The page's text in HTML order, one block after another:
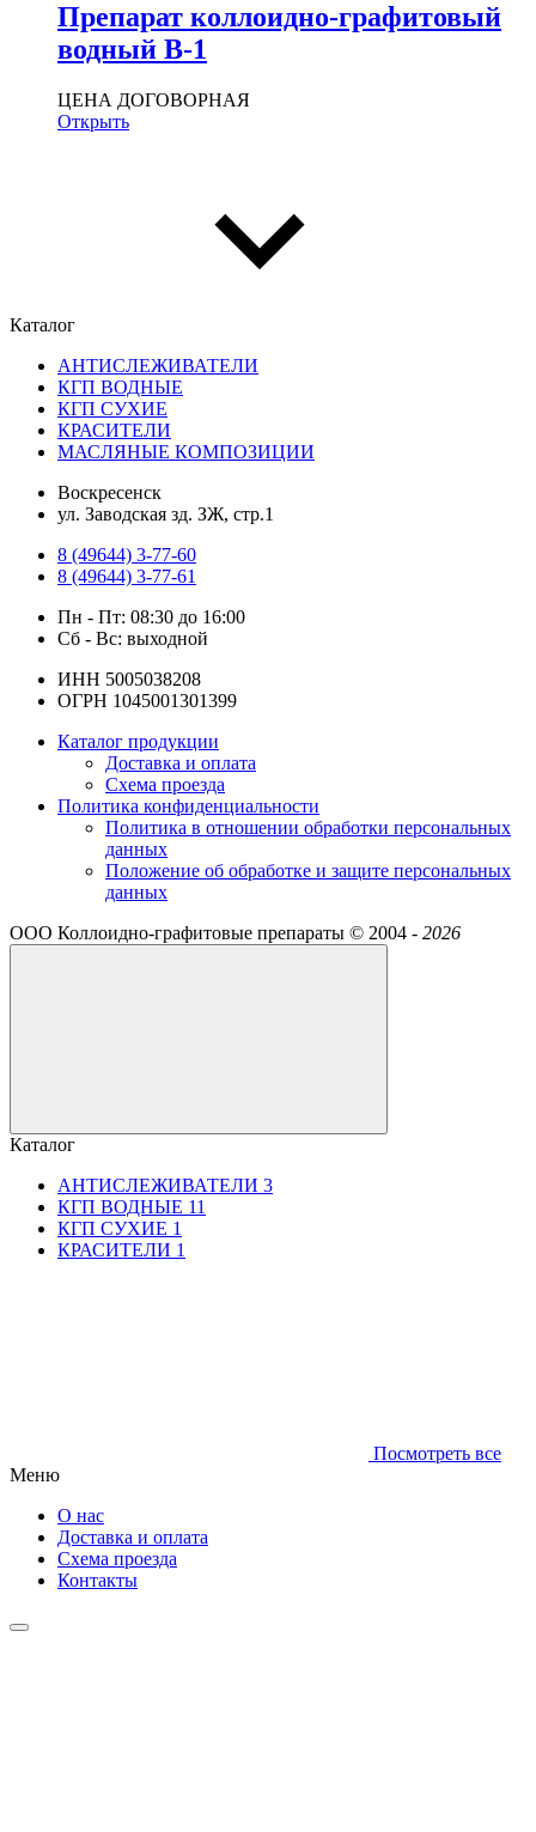
Препарат коллоидно-графитовый
водный В-1
ЦЕНА ДОГОВОРНАЯ
Открыть
Каталог
АНТИСЛЕЖИВАТЕЛИ
КГП ВОДНЫЕ
КГП СУХИЕ
КРАСИТЕЛИ
МАСЛЯНЫЕ КОМПОЗИЦИИ
Воскресенск
ул. Заводская зд. ЗЖ, стр.1
8 (49644) 3-77-60
8 (49644) 3-77-61
Пн - Пт: 08:30 до 16:00
Сб - Вс: выходной
ИНН 5005038208
ОГРН 1045001301399
Каталог продукции
Доставка и оплата
Схема проезда
Политика конфиденциальности
Политика в отношении обработки персональных
данных
Положение об обработке и защите персональных
данных
ООО Коллоидно-графитовые препараты © 2004 - 2026
Каталог
АНТИСЛЕЖИВАТЕЛИ 3
КГП ВОДНЫЕ 11
КГП СУХИЕ 1
КРАСИТЕЛИ 1
Посмотреть все
Меню
О нас
Доставка и оплата
Схема проезда
Контакты